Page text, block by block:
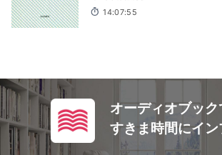
14:07:55
オーディオブック
すきま時間にイン